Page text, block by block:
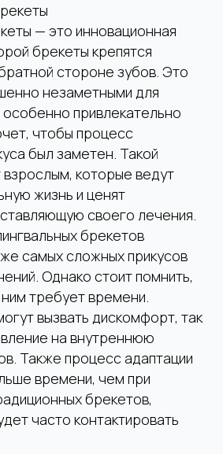
— это инновационная
брекеты крепятся
стороне зубов. Это
незаметными для
привлекательно
чтобы процесс
был заметен. Такой
которые ведут
жизнь и ценят
своего лечения.
брекетов
самых сложных прикусов
Однако стоит помнить,
требует времени.
вызвать дискомфорт, так
на внутреннюю
Также процесс адаптации
времени, чем при
брекетов,
часто контактировать
произвести